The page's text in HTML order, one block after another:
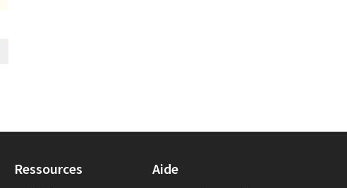
Ressources Aide